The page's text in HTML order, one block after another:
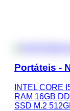
Portáteis -
INTEL CORE
RAM 16GB
SSD M.2